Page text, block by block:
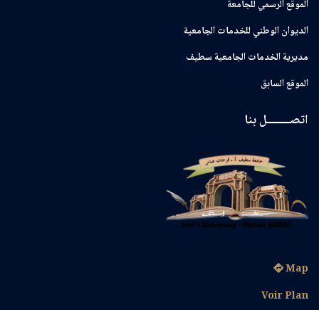
الموقع الرسمي للجامعة
ﺍﻟﺪﻳﻮﺍﻥ ﺍﻟﻮﻃﻨﻲ ﻟﻠﺨﺪﻣﺎﺕ ﺍﻟﺠﺎﻣﻌﻴﺔ
مديرية الخدمات الجامعية سطيف
الموقع السابق
اتصــــــــل بنا
Map
Voir Plan